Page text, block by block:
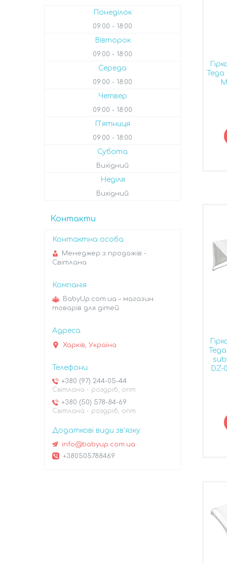
DZ-
Понеділок
09:00 18:00
Вівторок
09:00 18:00
Середа
09:00 18:00
Четвер
09:00 18:00
Пʼятниця
09:00 18:00
Субота
Вихідний
Неділя
Вихідний
Контакти
Менеджер з продажів -
Світлана
BabyUp.com.ua – магазин
товарів для дітей
Харків, Україна
+380 (97) 244-05-44
Світлана - роздріб, опт.
+380 (50) 578-84-69
Світлана - роздріб, опт.
info@babyup.com.ua
+380505788469